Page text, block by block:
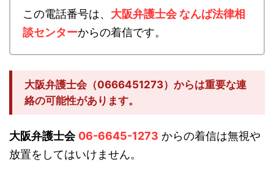
この電話番号は、 大阪弁護士会 なんば法律相
談センターからの着信です。
大阪弁護士会（0666451273）からは重要な連
絡の可能性があります。
大阪弁護士会 06-6645-1273 からの着信は無視や
放置をしてはいけません。